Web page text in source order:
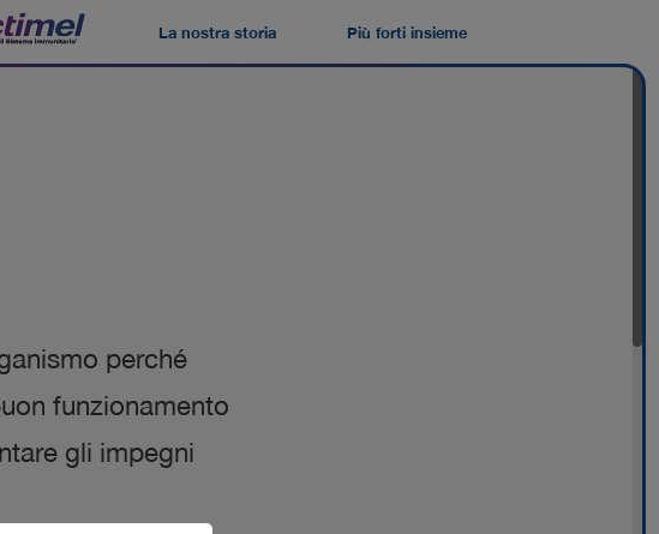
La nostra storia Più forti insieme
perché
funzionamento
gli impegni